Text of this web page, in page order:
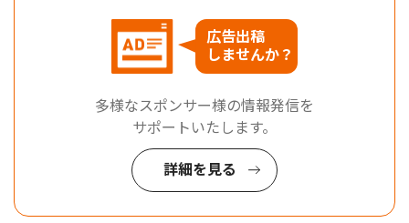
広告出稿
しませんか？
多様なスポンサー様の情報発信を
サポートいたします。
詳細を見る